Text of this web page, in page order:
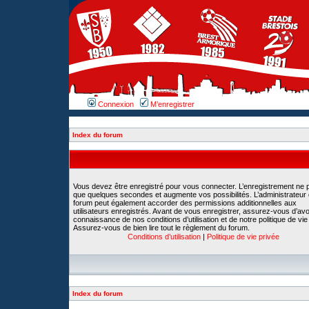
Connexion M’enregistrer
Index du forum
Vous devez être enregistré pour vous connecter. L’enregistrement ne
que quelques secondes et augmente vos possibilités. L’administrateur
forum peut également accorder des permissions additionnelles aux
utilisateurs enregistrés. Avant de vous enregistrer, assurez-vous
connaissance de nos conditions d’utilisation et de notre politique de
Assurez-vous de bien lire tout le règlement du forum.
Conditions d’utilisation | Politique de vie privée
Index du forum